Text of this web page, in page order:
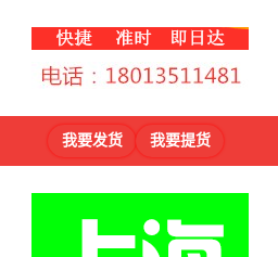
我要发货 我要提货